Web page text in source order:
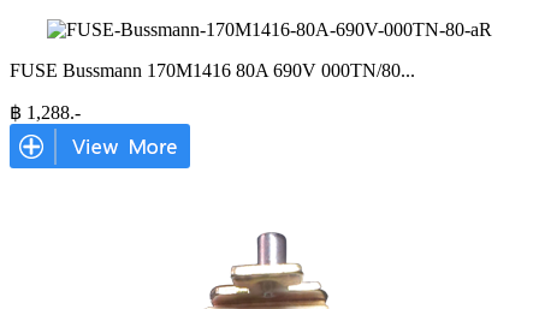
FUSE Bussmann 170M1416 80A 690V 000TN/80...
฿ 1,288.-